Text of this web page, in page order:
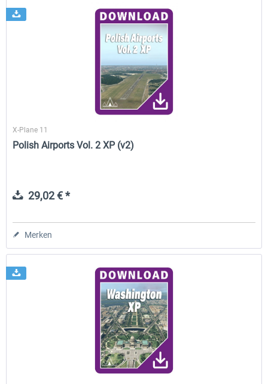
X-Plane 11
Polish Airports Vol. 2 XP (v2)
29,02 € *
Merken